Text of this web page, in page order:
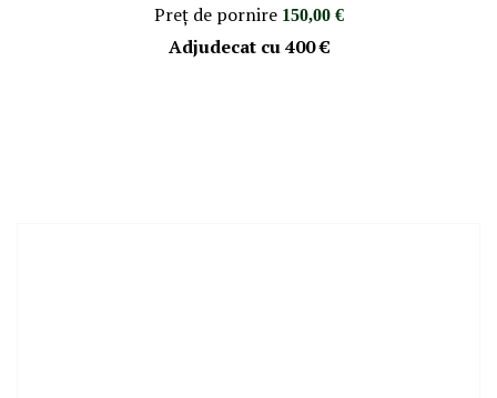
Preţ de pornire 150,00 €
Adjudecat cu400 €